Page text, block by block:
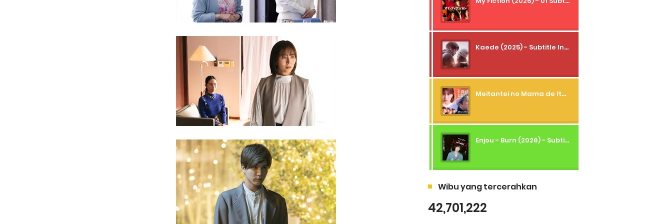
Kaede (2025) - Subtitle Indonesia
Meitantei no Mama de Ite (2026) - 01 Subtitle Indonesia
Enjou - Burn (2026) - Subtitle Indonesia
Wibu yang tercerahkan
42,701,222